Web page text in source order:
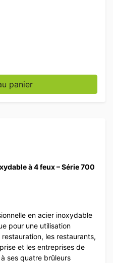
HCB en acier
panier
à 4 feux – Série 700
en acier inoxydable
pour une utilisation
les restaurants,
et les entreprises de
ses quatre brûleurs